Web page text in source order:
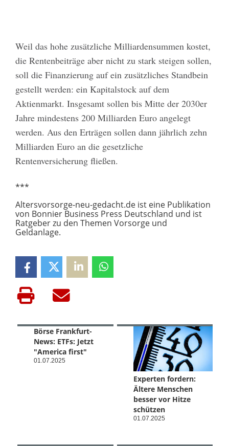
Weil das hohe zusätzliche Milliardensummen kostet,
die Rentenbeiträge aber nicht zu stark steigen sollen,
soll die Finanzierung auf ein zusätzliches Standbein
gestellt werden: ein Kapitalstock auf dem
Aktienmarkt. Insgesamt sollen bis Mitte der 2030er
Jahre mindestens 200 Milliarden Euro angelegt
werden. Aus den Erträgen sollen dann jährlich zehn
Milliarden Euro an die gesetzliche
Rentenversicherung fließen.
***
Altersvorsorge-neu-gedacht.de ist eine Publikation
von Bonnier Business Press Deutschland und ist
Ratgeber zu den Themen Vorsorge und
Geldanlage.
Börse Frankfurt-
News: ETFs: Jetzt
"America first"
01.07.2025
Experten fordern:
Ältere Menschen
besser vor Hitze
schützen
01.07.2025